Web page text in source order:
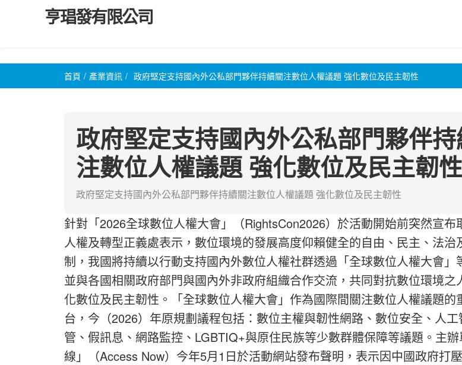
亨琩發有限公司
首頁 / 產業資訊 / 政府堅定支持國內外公私部門夥伴持續關注數位人權議題 強化數位及民主韌性
政府堅定支持國內外公私部門夥伴
注數位人權議題 強化數位及民主韌性
政府堅定支持國內外公私部門夥伴持續關注數位人權議題 強化數位及民主韌性
針對「2026全球數位人權大會」（RightsCon2026）於活動開始前突然宣布
人權及轉型正義處表示，數位環境的發展高度仰賴健全的自由、民主、法治
制，我國將持續以行動支持國內外數位人權社群透過「全球數位人權大會」
並與各國相關政府部門與國內外非政府組織合作交流，共同對抗數位環境之
化數位及民主韌性。「全球數位人權大會」作為國際間關注數位人權議題的
台，今（2026）年原規劃議程包括：數位主權與韌性網路、數位安全、人
管、假訊息、網路監控、LGBTIQ+與原住民族等少數群體保障等議題。主
線」（Access Now）今年5月1日於活動網站發布聲明，表示因中國政府打